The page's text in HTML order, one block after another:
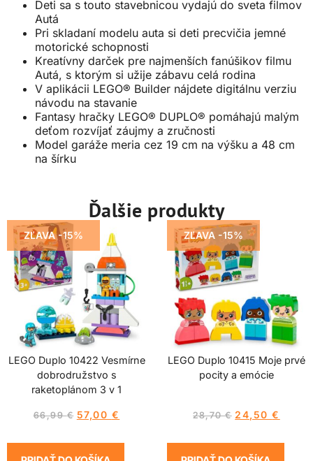
Deti sa s touto stavebnicou vydajú do sveta filmov
Autá
Pri skladaní modelu auta si deti precvičia jemné
motorické schopnosti
Kreatívny darček pre najmenších fanúšikov filmu
Autá, s ktorým si užije zábavu celá rodina
V aplikácii LEGO® Builder nájdete digitálnu verziu
návodu na stavanie
Fantasy hračky LEGO® DUPLO® pomáhajú malým
deťom rozvíjať záujmy a zručnosti
Model garáže meria cez 19 cm na výšku a 48 cm
na šírku
Ďalšie produkty
ZĽAVA -15%
LEGO Duplo 10422 Vesmírne
dobrodružstvo s
raketoplánom 3 v 1
66,99€ 57,00 €
ZĽAVA -15%
LEGO Duplo 10415 Moje prvé
pocity a emócie
28,70€ 24,50€